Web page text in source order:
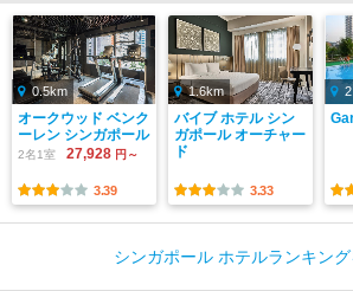
0.5km
オークウッド ベンク
ーレン シンガポール
2名1室 27,928 円～
3.39
1.6km
バイブ ホテル シン
ガポール オーチャー
ド
3.33
シンガポール ホテルランキン